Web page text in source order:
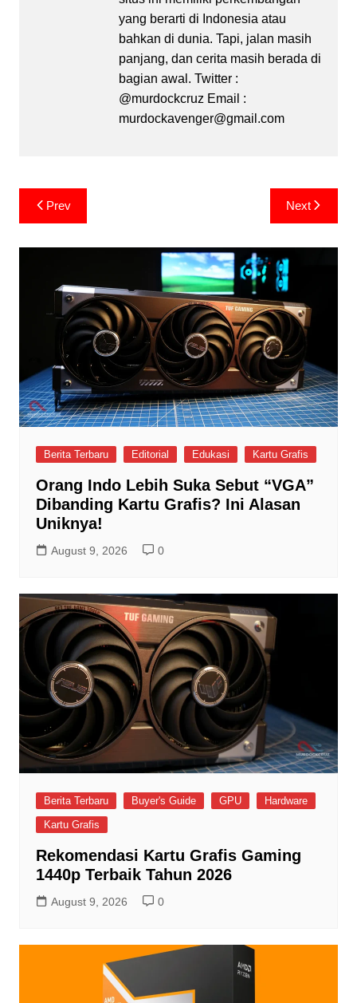
yang berarti di Indonesia atau
bahkan di dunia. Tapi, jalan masih
panjang, dan cerita masih berada di
bagian awal. Twitter :
@murdockcruz Email :
murdockavenger@gmail.com
Post
navigation
Prev Next
Berita Terbaru Editorial Edukasi Kartu Grafis
Orang Indo Lebih Suka Sebut “VGA”
Dibanding Kartu Grafis? Ini Alasan
Uniknya!
August 9, 2026 0
Berita Terbaru Buyer's Guide GPU
Hardware
Kartu Grafis
Rekomendasi Kartu Grafis Gaming
1440p Terbaik Tahun 2026
August 9, 2026 0